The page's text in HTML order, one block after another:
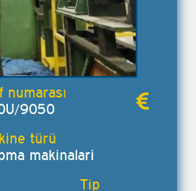
9050
makinalari